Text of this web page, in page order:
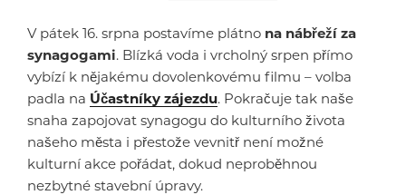
V pátek 16. srpna postavíme plátno na nábřeží za
synagogami. Blízká voda i vrcholný srpen přímo
vybízí k nějakému dovolenkovému filmu – volba
padla na Účastníky zájezdu. Pokračuje tak naše
snaha zapojovat synagogu do kulturního života
našeho města i přestože vevnitř není možné
kulturní akce pořádat, dokud neproběhnou
nezbytné stavební úpravy.